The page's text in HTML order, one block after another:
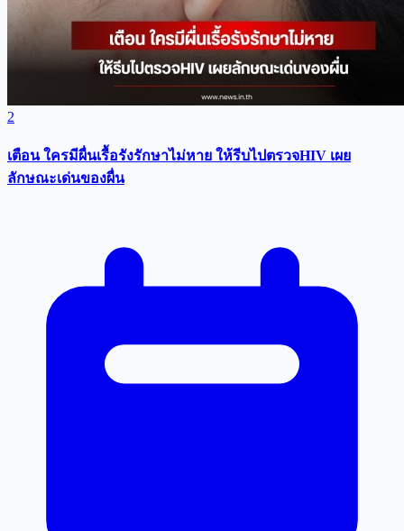
2
เตือน ใครมีผื่นเรื้อรังรักษาไม่หาย ให้รีบไปตรวจHIV เผย
ลักษณะเด่นของผื่น